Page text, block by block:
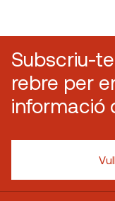
Subscriu-
rebre per
informació